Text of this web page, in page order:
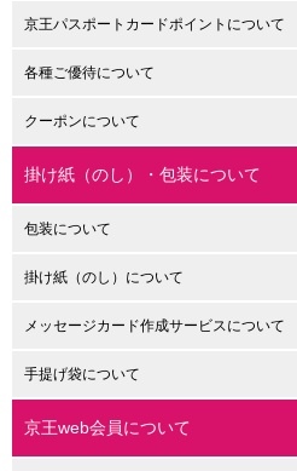
京王パスポートカードポイントについて
各種ご優待について
クーポンについて
掛け紙（のし）・包装について
包装について
掛け紙（のし）について
メッセージカード作成サービスについて
手提げ袋について
京王web会員について